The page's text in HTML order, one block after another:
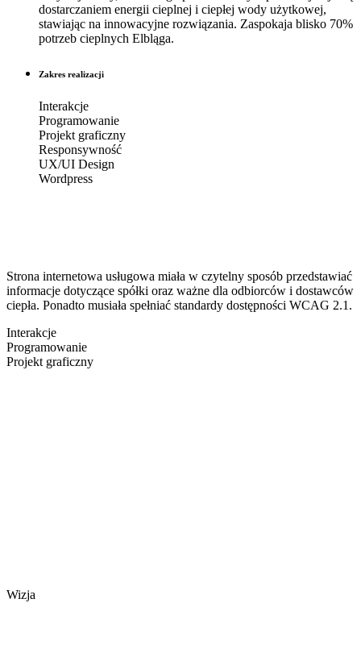
dostarczaniem energii cieplnej i ciepłej wody użytkowej,
stawiając na innowacyjne rozwiązania. Zaspokaja blisko 70%
potrzeb cieplnych Elbląga.
Zakres realizacji
Interakcje
Programowanie
Projekt graficzny
Responsywność
UX/UI Design
Wordpress
Strona internetowa usługowa miała w czytelny sposób przedstawiać
informacje dotyczące spółki oraz ważne dla odbiorców i dostawców
ciepła. Ponadto musiała spełniać standardy dostępności WCAG 2.1.
Interakcje
Programowanie
Projekt graficzny
Wizja